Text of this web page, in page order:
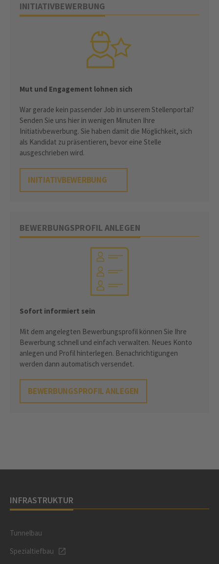
INITIATIVBEWERBUNG
Mut und Engagement lohnen sich
War gerade kein passender Job in unserem Stellenportal?
Senden Sie uns hier in wenigen Minuten Ihre
Initiativbewerbung. Sie haben damit die Möglichkeit, sich
als Kandidat zu präsentieren, bevor eine Stelle
ausgeschrieben wird.
INITIATIVBEWERBUNG
BEWERBUNGSPROFIL ANLEGEN
Sofort informiert sein
Mit dem angelegten Bewerbungsprofil können Sie Ihre
Bewerbung schnell und einfach verwalten. Neues Konto
anlegen und Profil hinterlegen. Benachrichtigungen
werden dann automatisch versendet.
BEWERBUNGSPROFIL ANLEGEN
INFRASTRUKTUR
Tunnelbau
Spezialtiefbau